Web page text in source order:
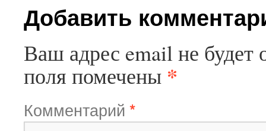
Добавить
Ваш адрес email не будет
поля помечены *
Комментарий *